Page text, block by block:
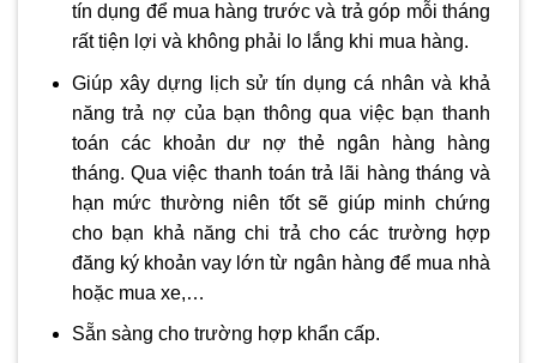
tín dụng để mua hàng trước và trả góp mỗi tháng
rất tiện lợi và không phải lo lắng khi mua hàng.
Giúp xây dựng lịch sử tín dụng cá nhân và khả
năng trả nợ của bạn thông qua việc bạn thanh
toán các khoản dư nợ thẻ ngân hàng hàng
tháng. Qua việc thanh toán trả lãi hàng tháng và
hạn mức thường niên tốt sẽ giúp minh chứng
cho bạn khả năng chi trả cho các trường hợp
đăng ký khoản vay lớn từ ngân hàng để mua nhà
hoặc mua xe,…
Sẵn sàng cho trường hợp khẩn cấp.